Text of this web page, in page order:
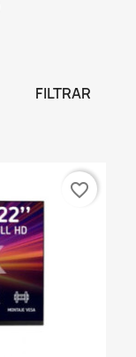
FILTRAR
favorite_border